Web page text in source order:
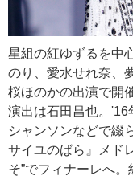
星組の紅ゆずるを中
のり、愛水せれ奈、
桜ほのかの出演で開
演出は石田昌也。'16
シャンソンなどで綴
サイユのばら』メド
そ”でフィナーレへ